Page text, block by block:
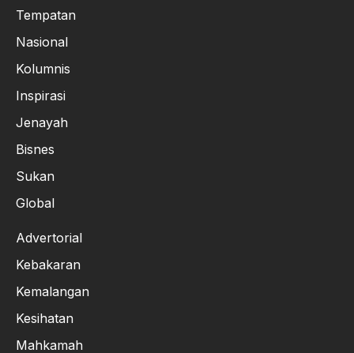
Tempatan
Nasional
Kolumnis
Inspirasi
Jenayah
Bisnes
Sukan
Global
Advertorial
Kebakaran
Kemalangan
Kesihatan
Mahkamah